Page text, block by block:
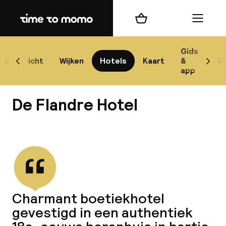
Home
Overzicht Wijken Hotels Kaart
Gids
&
app
Scroll naar links
Winkelmand Menu
De Flandre Hotel
Charmant boetiekhotel
gevestigd in een authentiek